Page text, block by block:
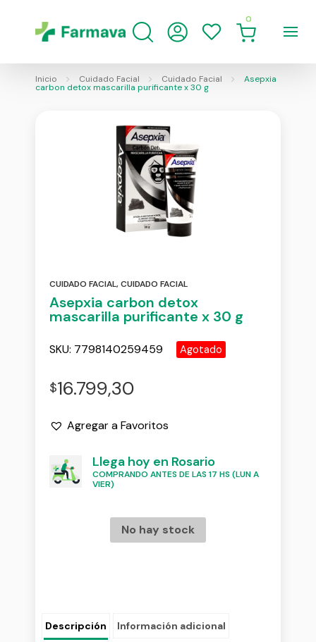
0
Inicio Cuidado Facial Cuidado Facial Asepxia
carbon detox mascarilla purificante x 30 g
CUIDADO FACIAL,CUIDADO FACIAL
Asepxia carbon detox
mascarilla purificante x 30 g
SKU: 7798140259459 Agotado
$16.799,30
Agregar a Favoritos
Llega hoy en Rosario
COMPRANDO ANTES DE LAS 17 HS (LUN A
VIER)
No hay stock
Descripción Información adicional